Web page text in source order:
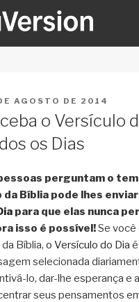
AGOSTO DE 2014
o Versículo
os Dias
perguntam o
da Bíblia pode lhes enviar
para que elas nunca
isso é possível!Se você
Bíblia, o Versículo do Dia
selecionada
lo, dar-lhe esperança e
seus pensamentos